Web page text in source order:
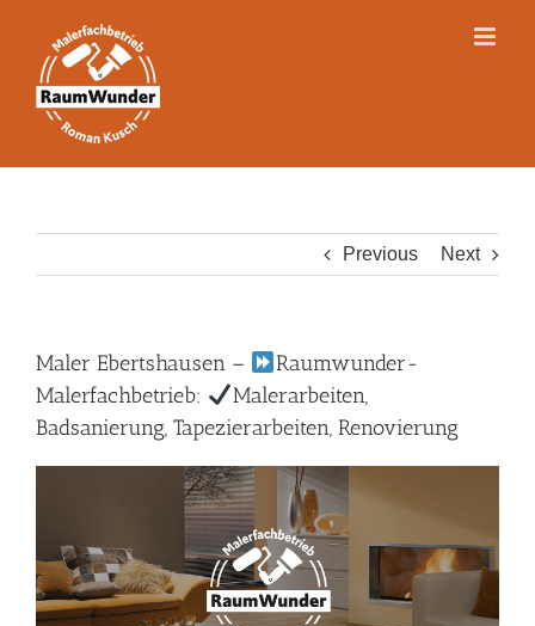
content
Previous Next
Maler Ebertshausen –
Raumwunder-
Malerfachbetrieb:
Malerarbeiten,
Badsanierung, Tapezierarbeiten, Renovierung